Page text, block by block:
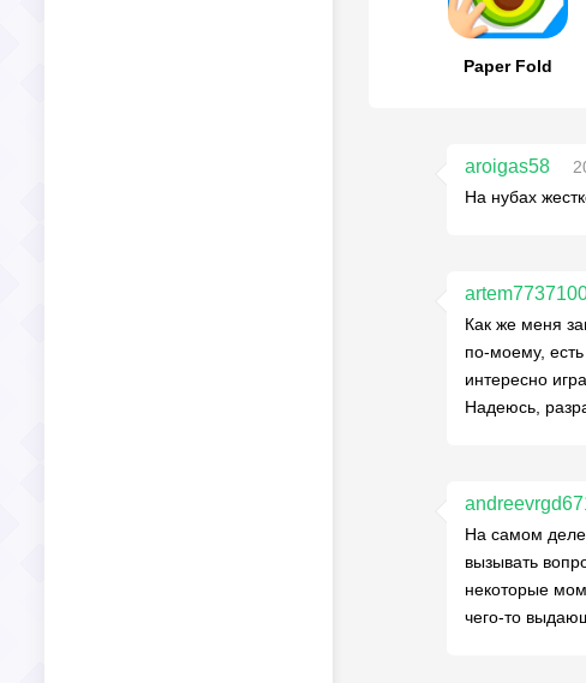
Paper Fold
aroigas58
На нубах
Как же меня
по-моему,
интересно
Надеюсь,
На самом
вызывать
некоторые
чего-то